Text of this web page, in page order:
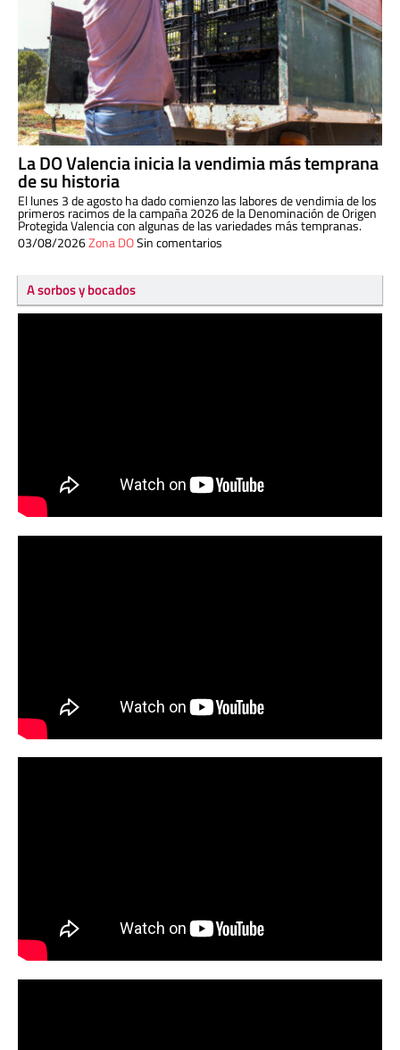
La DO Valencia inicia la vendimia más temprana
de su historia
El lunes 3 de agosto ha dado comienzo las labores de vendimia de los
primeros racimos de la campaña 2026 de la Denominación de Origen
Protegida Valencia con algunas de las variedades más tempranas.
03/08/2026Zona DOSin comentarios
A sorbos y bocados